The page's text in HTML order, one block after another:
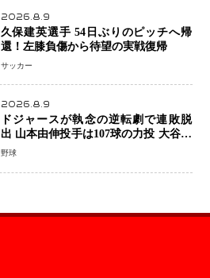
2026.8.9
久保建英選手 54日ぶりのピッチへ帰
還！左膝負傷から待望の実戦復帰
サッカー
2026.8.9
ドジャースが執念の逆転劇で連敗脱
出 山本由伸投手は107球の力投 大谷翔
平選手が延長10回に勝利を呼び込む一
野球